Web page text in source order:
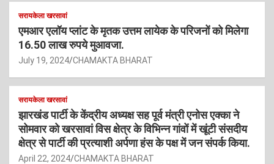
सरायकेला खरसावां
एमआर एलॉय प्लांट के मृतक उत्तम लायेक के परिजनों को मिलेगा
16.50 लाख रुपये मुआवजा.
July 19, 2024 CHAMAKTA BHARAT
सरायकेला खरसावां
झारखंड पार्टी के केंद्रीय अध्यक्ष सह पूर्व मंत्री एनोस एक्का ने
सोमवार को खरसावां विस क्षेत्र के विभिन्न गांवों में खूंटी संसदीय
क्षेत्र से पार्टी की प्रत्याशी अर्पणा हंस के पक्ष में जन संपर्क किया.
April 22, 2024 CHAMAKTA BHARAT